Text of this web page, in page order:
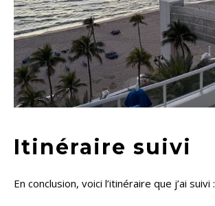
Itinéraire suivi
En conclusion, voici l’itinéraire que j’ai suivi :